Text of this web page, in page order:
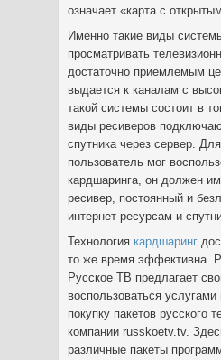
означает «карта с
Именно такие виды
просматривать
достаточно приемлемым
выдается к каналам с
такой системы состоит в
виды ресиверов
спутника через сервер.
пользователь мог
кардшаринга, он должен
ресивер, постоянный и
интернет ресурсам и
Технология кардшаринг
то же время эффективна.
Русское ТВ предлагает
воспользоваться
покупку пакетов русского
компании russkoetv.tv.
различные пакеты